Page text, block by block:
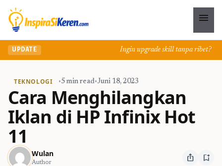
menu
UPDATE Ingin upgrade skill tanpa ribet?
TEKNOLOGI •5 min read•Juni 18, 2023
Cara Menghilangkan
Iklan di HP Infinix Hot
11
Wulan
Author ios_share bookmark_add